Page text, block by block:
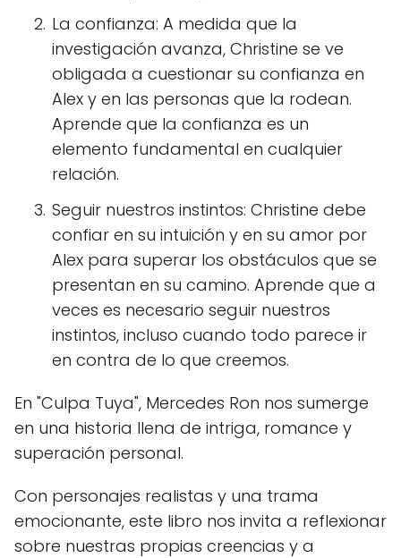
La confianza: A medida que la
investigación avanza, Christine se ve
obligada a cuestionar su confianza en
Alex y en las personas que la rodean.
Aprende que la confianza es un
elemento fundamental en cualquier
relación.
Seguir nuestros instintos: Christine debe
confiar en su intuición y en su amor por
Alex para superar los obstáculos que se
presentan en su camino. Aprende que a
veces es necesario seguir nuestros
instintos, incluso cuando todo parece ir
en contra de lo que creemos.
En "Culpa Tuya", Mercedes Ron nos sumerge
en una historia llena de intriga, romance y
superación personal.
Con personajes realistas y una trama
emocionante, este libro nos invita a reflexionar
sobre nuestras propias creencias y a